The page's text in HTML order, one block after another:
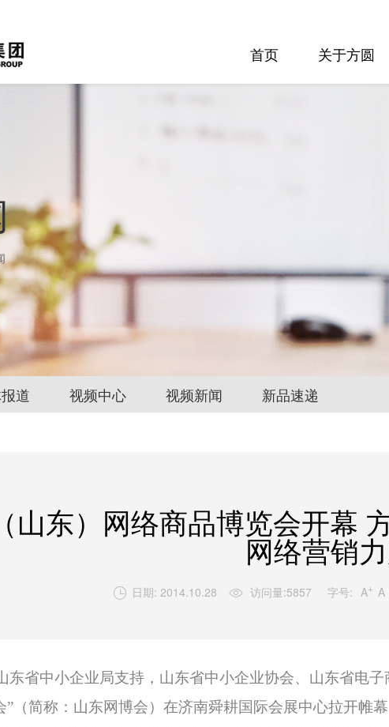
首页 关于方圆
道 视频中心 视频新闻 新品速递
山东）网络商品博览会开幕
网络营销
 日期: 2014.10.28  访问量:5857 字号: A+ A
东省中小企业局支持，山东省中小企业协会、山东省电
”（简称：山东网博会）在济南舜耕国际会展中心拉开帷